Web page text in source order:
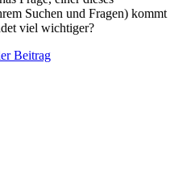
Suchen und Fragen) kommt
viel wichtiger?
Beitrag